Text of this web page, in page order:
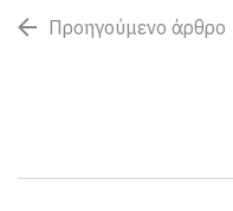
Προηγούμενο άρθρο